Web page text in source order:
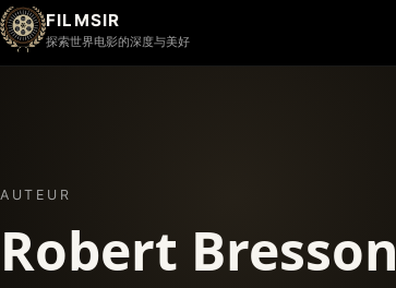
FILMSIR
探索世界电影的深度与美好
AUTEUR
Robert Bresson